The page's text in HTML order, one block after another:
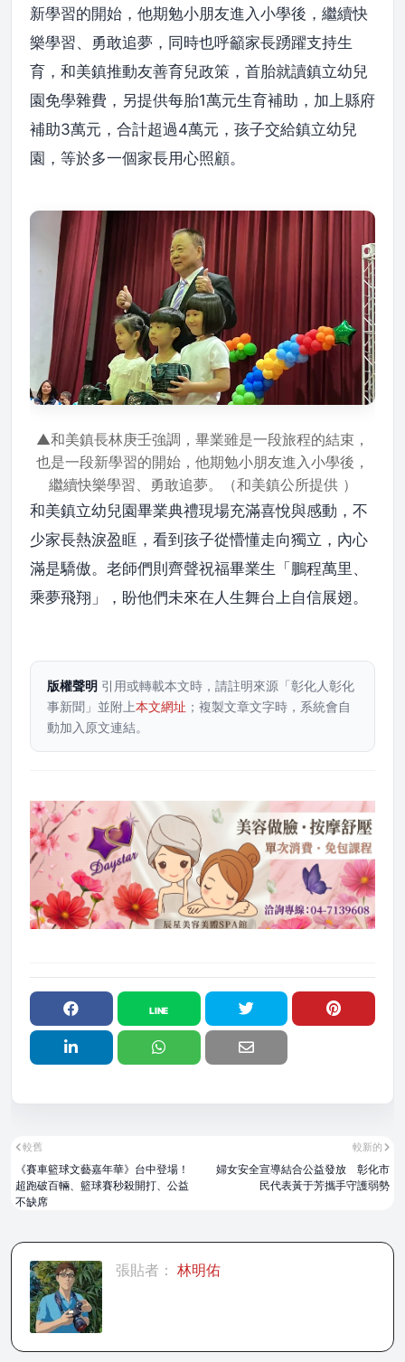
新學習的開始，他期勉小朋友進入小學後，繼續快
樂學習、勇敢追夢，同時也呼籲家長踴躍支持生
育，和美鎮推動友善育兒政策，首胎就讀鎮立幼兒
園免學雜費，另提供每胎1萬元生育補助，加上縣府
補助3萬元，合計超過4萬元，孩子交給鎮立幼兒
園，等於多一個家長用心照顧。
▲和美鎮長林庚壬強調，畢業雖是一段旅程的結束，
也是一段新學習的開始，他期勉小朋友進入小學後，
繼續快樂學習、勇敢追夢。
（和美鎮公所提供 ）
和美鎮立幼兒園畢業典禮現場充滿喜悅與感動，不
少家長熱淚盈眶，看到孩子從懵懂走向獨立，內心
滿是驕傲。老師們則齊聲祝福畢業生「鵬程萬里、
乘夢飛翔」，盼他們未來在人生舞台上自信展翅。
版權聲明 引用或轉載本文時，請註明來源「彰化人彰化
事新聞」並附上本文網址 ；複製文章文字時，系統會自
動加入原文連結。
較新的
婦女安全宣導結合公益發放 彰化市
民代表黃于芳攜手守護弱勢
較舊
《賽車籃球文藝嘉年華》台中登場！
超跑破百輛、籃球賽秒殺開打、公益
不缺席
張貼者： 林明佑